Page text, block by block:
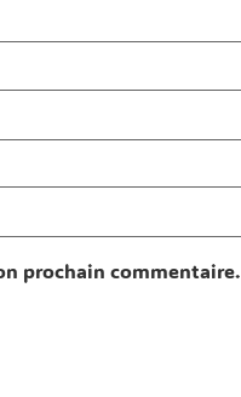
prochain commentaire.